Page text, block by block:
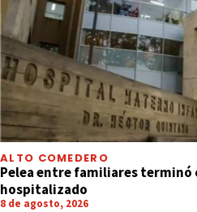
ALTO COMEDERO
Pelea entre familiares terminó
hospitalizado
8 de agosto, 2026